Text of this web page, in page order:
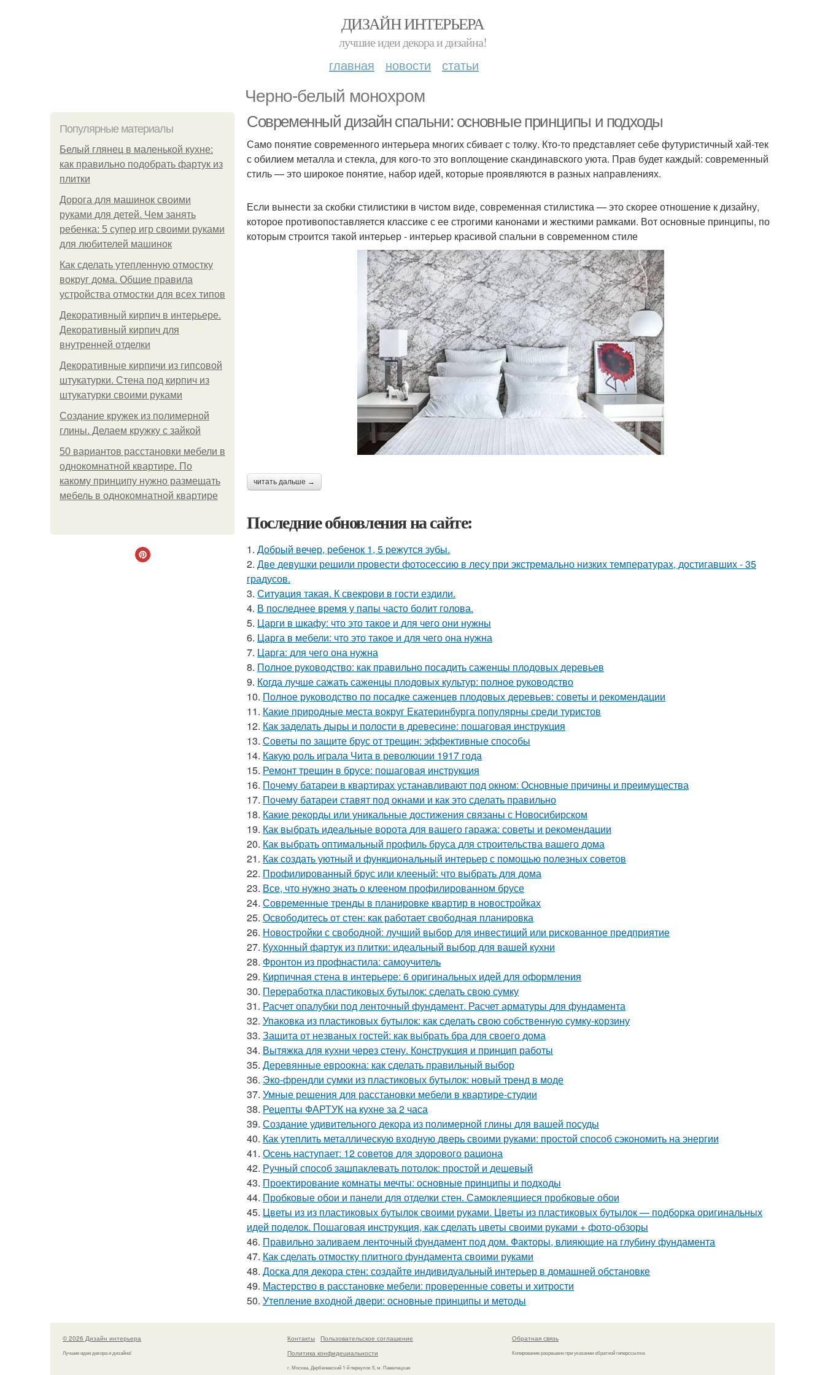
ДИЗАЙН ИНТЕРЬЕРА
лучшие идеи декора и дизайна!
главная новости статьи
Черно-белый монохром
Популярные материалы
Белый глянец в маленькой кухне:
как правильно подобрать фартук из
плитки
Дорога для машинок своими
руками для детей. Чем занять
ребенка: 5 супер игр своими руками
для любителей машинок
Как сделать утепленную отмостку
вокруг дома. Общие правила
устройства отмостки для всех типов
Декоративный кирпич в интерьере.
Декоративный кирпич для
внутренней отделки
Декоративные кирпичи из гипсовой
штукатурки. Стена под кирпич из
штукатурки своими руками
Создание кружек из полимерной
глины. Делаем кружку с зайкой
50 вариантов расстановки мебели в
однокомнатной квартире. По
какому принципу нужно размещать
мебель в однокомнатной квартире
Современный дизайн спальни: основные принципы и подходы
Само понятие современного интерьера многих сбивает с толку. Кто-то представляет себе футуристичный хай-тек
с обилием металла и стекла, для кого-то это воплощение скандинавского уюта. Прав будет каждый: современный
стиль — это широкое понятие, набор идей, которые проявляются в разных направлениях.
Если вынести за скобки стилистики в чистом виде, современная стилистика — это скорее отношение к дизайну,
которое противопоставляется классике с ее строгими канонами и жесткими рамками. Вот основные принципы, по
которым строится такой интерьер - интерьер красивой спальни в современном стиле
читать дальше →
Последние обновления на сайте:
1. Добрый вечер, ребенок 1, 5 режутся зубы.
2. Две девушки решили провести фотосессию в лесу при экстремально низких температурах, достигавших - 35
градусов.
3. Ситуaция такая. К свекрови в гости ездили.
4. В последнее время у папы часто болит голова.
5. Царги в шкафу: что это такое и для чего они нужны
6. Царга в мебели: что это такое и для чего она нужна
7. Царга: для чего она нужна
8. Полное руководство: как правильно посадить саженцы плодовых деревьев
9. Когда лучше сажать саженцы плодовых культур: полное руководство
10. Полное руководство по посадке саженцев плодовых деревьев: советы и рекомендации
11. Какие природные места вокруг Екатеринбурга популярны среди туристов
12. Как заделать дыры и полости в древесине: пошаговая инструкция
13. Советы по защите брус от трещин: эффективные способы
14. Какую роль играла Чита в революции 1917 года
15. Ремонт трещин в брусе: пошаговая инструкция
16. Почему батареи в квартирах устанавливают под окном: Основные причины и преимущества
17. Почему батареи ставят под окнами и как это сделать правильно
18. Какие рекорды или уникальные достижения связаны с Новосибирском
19. Как выбрать идеальные ворота для вашего гаража: советы и рекомендации
20. Как выбрать оптимальный профиль бруса для строительства вашего дома
21. Как создать уютный и функциональный интерьер с помощью полезных советов
22. Профилированный брус или клееный: что выбрать для дома
23. Все, что нужно знать о клееном профилированном брусе
24. Современные тренды в планировке квартир в новостройках
25. Освободитесь от стен: как работает свободная планировка
26. Новостройки с свободной: лучший выбор для инвестиций или рискованное предприятие
27. Кухонный фартук из плитки: идеальный выбор для вашей кухни
28. Фронтон из профнастила: самоучитель
29. Кирпичная стена в интерьере: 6 оригинальных идей для оформления
30. Переработка пластиковых бутылок: сделать свою сумку
31. Расчет опалубки под ленточный фундамент. Расчет арматуры для фундамента
32. Упаковка из пластиковых бутылок: как сделать свою собственную сумку-корзину
33. Защита от незваных гостей: как выбрать бра для своего дома
34. Вытяжка для кухни через стену. Конструкция и принцип работы
35. Деревянные евроокна: как сделать правильный выбор
36. Эко-френдли сумки из пластиковых бутылок: новый тренд в моде
37. Умные решения для расстановки мебели в квартире-студии
38. Рецепты ФАРТУК на кухне за 2 часа
39. Создание удивительного декора из полимерной глины для вашей посуды
40. Как утеплить металлическую входную дверь своими руками: простой способ сэкономить на энергии
41. Осень наступает: 12 советов для здорового рациона
42. Ручный способ зашпаклевать потолок: простой и дешевый
43. Проектирование комнаты мечты: основные принципы и подходы
44. Пробковые обои и панели для отделки стен. Самоклеящиеся пробковые обои
45. Цветы из из пластиковых бутылок своими руками. Цветы из пластиковых бутылок — подборка оригинальных
идей поделок. Пошаговая инструкция, как сделать цветы своими руками + фото-обзоры
46. Правильно заливаем ленточный фундамент под дом. Факторы, влияющие на глубину фундамента
47. Как сделать отмостку плитного фундамента своими руками
48. Доска для декора стен: создайте индивидуальный интерьер в домашней обстановке
49. Мастерство в расстановке мебели: проверенные советы и хитрости
50. Утепление входной двери: основные принципы и методы
© 2026 Дизайн интерьера
Лучшие идеи декора и дизайна!
Контакты
Пользовательское соглашение
Политика конфидециальности
г. Москва, Дербеневский 1-й переулок 5, м. Павелецкая
Обратная связь
Копирование разрешено при указании обратной гиперссылки.